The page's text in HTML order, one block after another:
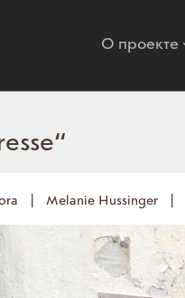
О проекте
Melanie Hussinger